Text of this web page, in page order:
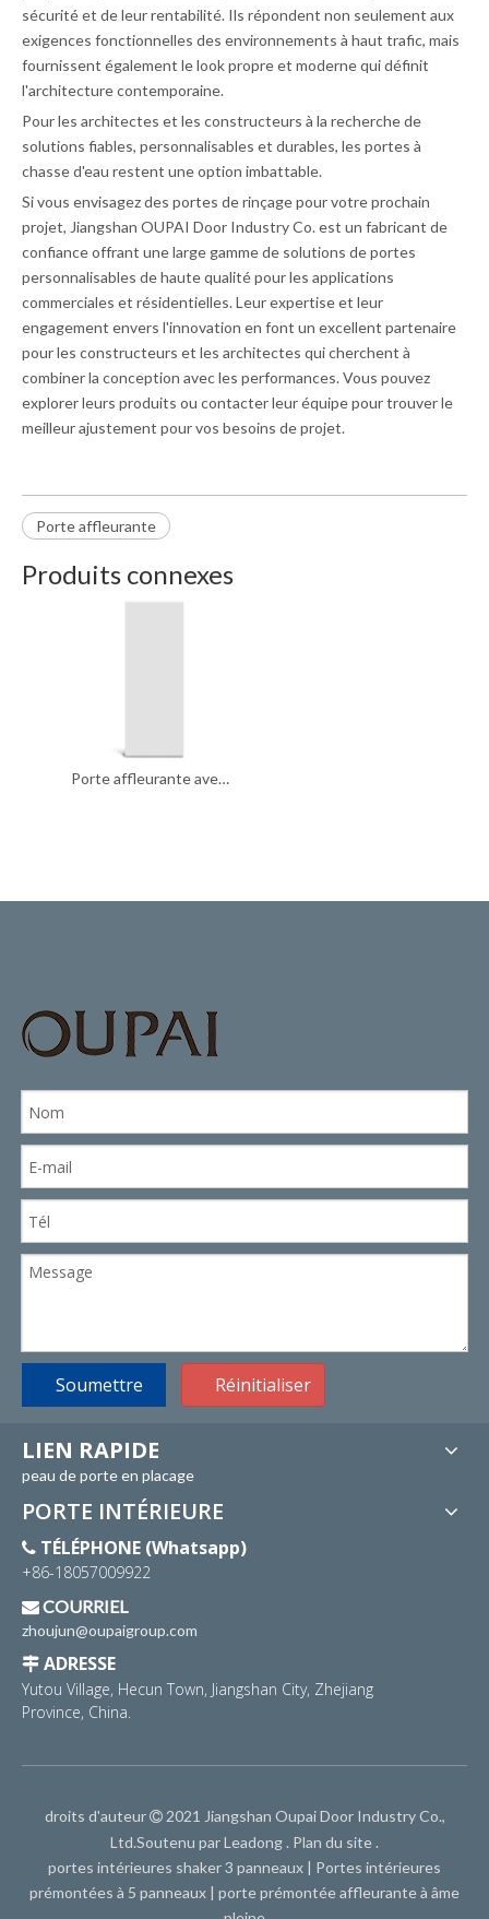
sécurité et de leur rentabilité. Ils répondent non seulement aux
exigences fonctionnelles des environnements à haut trafic, mais
fournissent également le look propre et moderne qui définit
l'architecture contemporaine.
Pour les architectes et les constructeurs à la recherche de
solutions fiables, personnalisables et durables, les portes à
chasse d'eau restent une option imbattable.
Si vous envisagez des portes de rinçage pour votre prochain
projet, Jiangshan OUPAI Door Industry Co. est un fabricant de
confiance offrant une large gamme de solutions de portes
personnalisables de haute qualité pour les applications
commerciales et résidentielles. Leur expertise et leur
engagement envers l'innovation en font un excellent partenaire
pour les constructeurs et les architectes qui cherchent à
combiner la conception avec les performances. Vous pouvez
explorer leurs produits ou contacter leur équipe pour trouver le
meilleur ajustement pour vos besoins de projet.
Porte affleurante
Produits connexes
Porte affleurante avec apprêt blanc lisse
Soumettre Réinitialiser
LIEN RAPIDE
peau de porte en placage
PORTE INTÉRIEURE
 TÉLÉPHONE (Whatsapp)
+86-18057009922
COURRIEL
zhoujun@oupaigroup.com
 ADRESSE
Yutou Village, Hecun Town, Jiangshan City, Zhejiang
Province, China.
droits d'auteur 2021 Jiangshan Oupai Door Industry Co.,
Ltd.Soutenu parLeadong . Plan du site .
portes intérieures shaker 3 panneaux | Portes intérieures
prémontées à 5 panneaux | porte prémontée affleurante à âme